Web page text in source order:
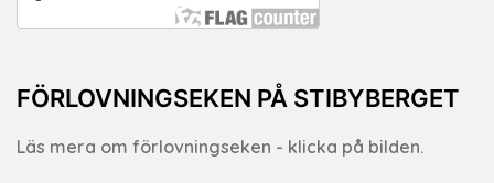
FÖRLOVNINGSEKEN PÅ STIBYBERGET
Läs mera om förlovningseken - klicka på bilden.